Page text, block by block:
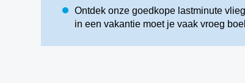
Ontdek onze goedkope lastminute
in een vakantie moet je vaak vroeg